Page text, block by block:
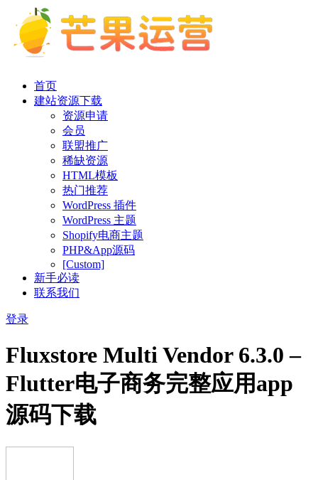
首页
建站资源下载
资源申请
会员
联盟推广
稀缺资源
HTML模板
热门推荐
WordPress 插件
WordPress 主题
Shopify电商主题
PHP&App源码
[Custom]
新手必读
联系我们
登录
Fluxstore Multi Vendor 6.3.0 –
Flutter电子商务完整应用app
源码下载